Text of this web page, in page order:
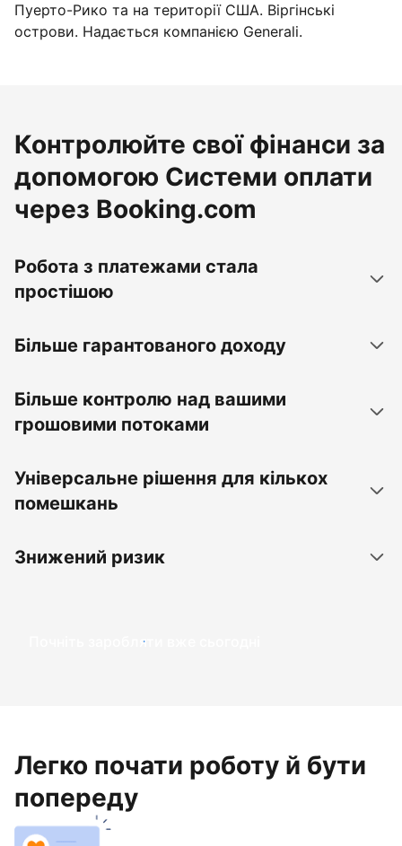
Пуерто-Рико та на території США. Віргінські
острови. Надається компанією Generali.
Контролюйте свої фінанси за
допомогою Системи оплати
через Booking.com
Робота з платежами стала
простішою
Більше гарантованого доходу
Більше контролю над вашими
грошовими потоками
Універсальне рішення для кількох
помешкань
Знижений ризик
Почніть заробляти вже сьогодні
Легко почати роботу й бути
попереду